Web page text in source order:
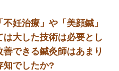
妊治療」や「美顔鍼」
大した技術は必要とし
できる鍼灸師はあまり
知でしたか?